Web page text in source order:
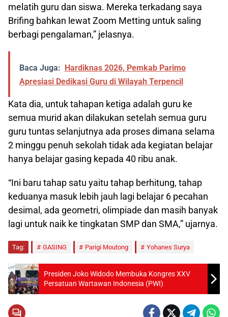
melatih guru dan siswa. Mereka terkadang saya
Brifing bahkan lewat Zoom Metting untuk saling
berbagi pengalaman,” jelasnya.
Baca Juga: Hardiknas 2026, Pemkab Parimo
Apresiasi Dedikasi Guru di Wilayah Terpencil
Kata dia, untuk tahapan ketiga adalah guru ke
semua murid akan dilakukan setelah semua guru
guru tuntas selanjutnya ada proses dimana selama
2 minggu penuh sekolah tidak ada kegiatan belajar
hanya belajar gasing kepada 40 ribu anak.
“Ini baru tahap satu yaitu tahap berhitung, tahap
keduanya masuk lebih jauh lagi belajar 6 pecahan
desimal, ada geometri, olimpiade dan masih banyak
lagi untuk naik ke tingkatan SMP dan SMA,” ujarnya.
Tag: GASING Parigi Moutong Yohanes Surya
Presiden Joko Widodo Membuka Kongres XXV
Persatuan Wartawan Indonesia (PWI)